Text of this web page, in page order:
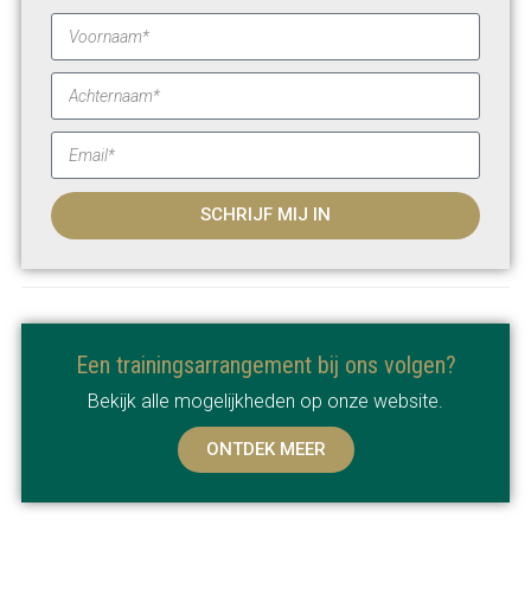
SCHRIJF MIJ IN
Een trainingsarrangement bij ons volgen?
Bekijk alle mogelijkheden op onze website.
ONTDEK MEER